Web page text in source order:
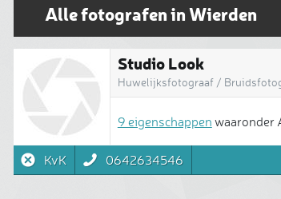
Alle fotografen in Wierden
Studio Look
Huwelijksfotograaf /
9 eigenschappen waaronder
KvK 0642634546